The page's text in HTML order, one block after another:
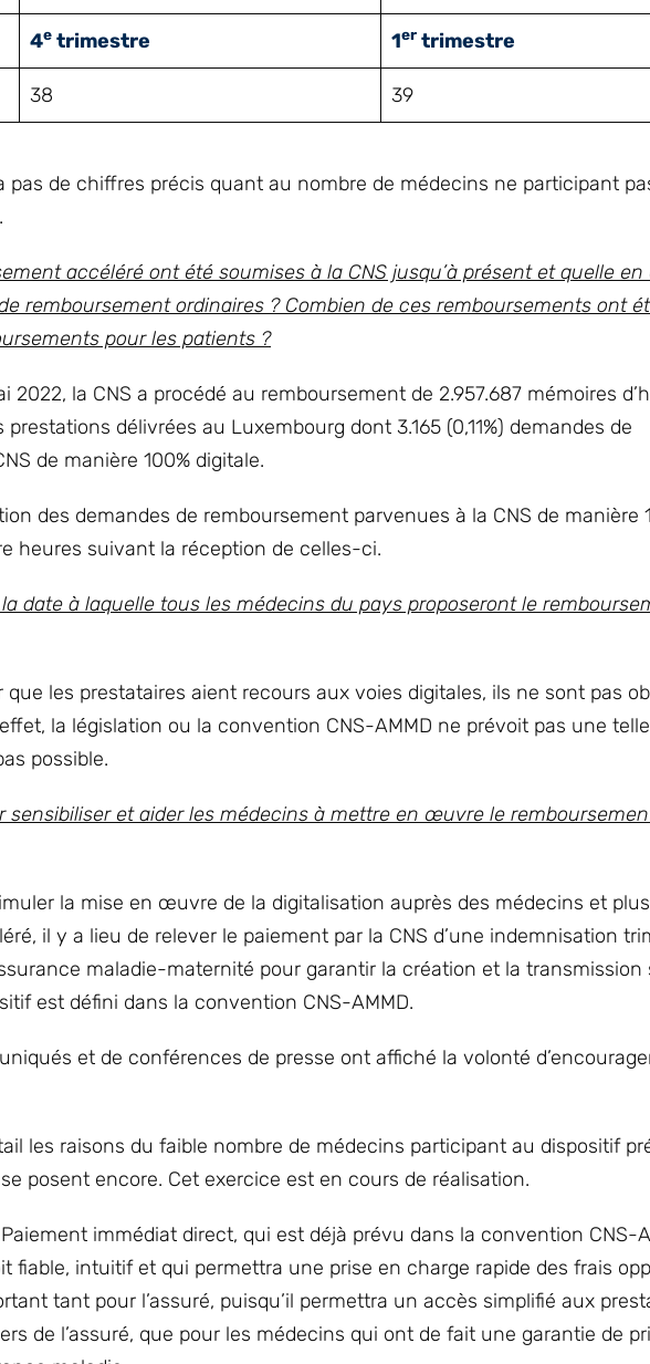
4e trimestre 1er trimestre
38 39
pas de chiffres précis quant au nombre de médecins ne participant
accéléré ont été soumises à la CNS jusqu’à présent et quelle en
remboursement ordinaires ? Combien de ces remboursements ont
pour les patients ?
2022, la CNS a procédé au remboursement de 2.957.687 mémoires
délivrées au Luxembourg dont 3.165 (0,11%) demandes de
de manière 100% digitale.
des demandes de remboursement parvenues à la CNS de manière
heures suivant la réception de celles-ci.
date à laquelle tous les médecins du pays proposeront le
les prestataires aient recours aux voies digitales, ils ne sont pas
la législation ou la convention CNS-AMMD ne prévoit pas une
possible.
sensibiliser et aider les médecins à mettre en œuvre le
la mise en œuvre de la digitalisation auprès des médecins et plus
il y a lieu de relever le paiement par la CNS d’une indemnisation
maladie-maternité pour garantir la création et la transmission
est défini dans la convention CNS-AMMD.
et de conférences de presse ont affiché la volonté
les raisons du faible nombre de médecins participant au dispositif
posent encore. Cet exercice est en cours de réalisation.
immédiat direct, qui est déjà prévu dans la convention CNS-
fiable, intuitif et qui permettra une prise en charge rapide des frais
tant pour l’assuré, puisqu’il permettra un accès simplifié aux
de l’assuré, que pour les médecins qui ont de fait une garantie de